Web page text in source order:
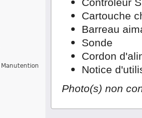
Cartouche
Barreau
Sonde
Cordon
Notice
Photo(s) non